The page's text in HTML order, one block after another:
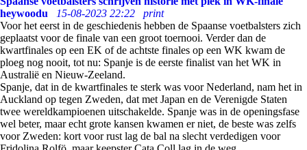
heywoodu
15-08-2023 22:22
print
Voor het eerst in de geschiedenis hebben de Spaanse voetbalsters zich
geplaatst voor de finale van een groot toernooi. Verder dan de
kwartfinales op een EK of de achtste finales op een WK kwam de
ploeg nog nooit, tot nu: Spanje is de eerste finalist van het WK in
Australië en Nieuw-Zeeland.
Spanje, dat in de kwartfinales te sterk was voor Nederland, nam het in
Auckland op tegen Zweden, dat met Japan en de Verenigde Staten
twee wereldkampioenen uitschakelde. Spanje was in de openingsfase
wel beter, maar echt grote kansen kwamen er niet, de beste was zelfs
voor Zweden: kort voor rust lag de bal na slecht verdedigen voor